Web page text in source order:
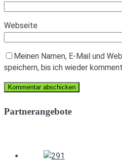
Webseite
Meinen Namen, E-Mail und
speichern, bis ich wieder
Partnerangebote